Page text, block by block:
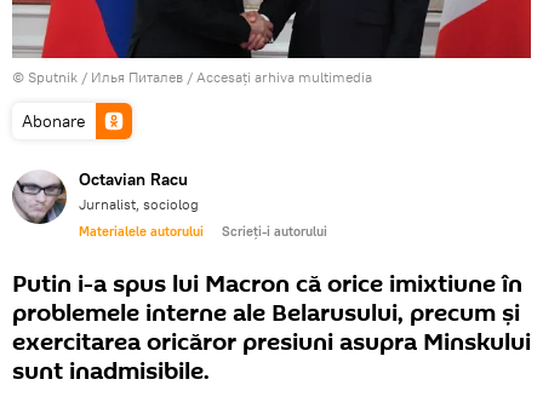
© Sputnik / Илья Питалев / Accesați arhiva multimedia
Abonare
Octavian Racu
Jurnalist, sociolog
Materialele autorului Scrieți-i autorului
Putin i-a spus lui Macron că orice imixtiune în
problemele interne ale Belarusului, precum și
exercitarea oricăror presiuni asupra Minskului
sunt inadmisibile.